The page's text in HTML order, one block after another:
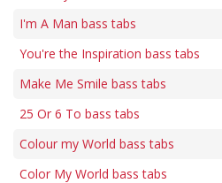
I'm A Man bass tabs
You're the Inspiration bass tabs
Make Me Smile bass tabs
25 Or 6 To bass tabs
Colour my World bass tabs
Color My World bass tabs